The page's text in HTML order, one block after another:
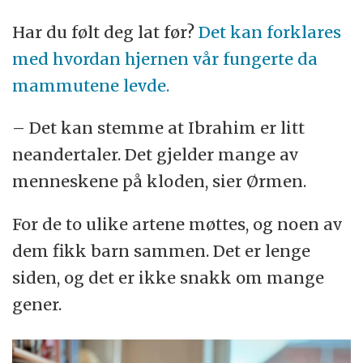
Har du følt deg lat før? Det kan forklares
med hvordan hjernen vår fungerte da
mammutene levde.
– Det kan stemme at Ibrahim er litt
neandertaler. Det gjelder mange av
menneskene på kloden, sier Ørmen.
For de to ulike artene møttes, og noen av
dem fikk barn sammen. Det er lenge
siden, og det er ikke snakk om mange
gener.